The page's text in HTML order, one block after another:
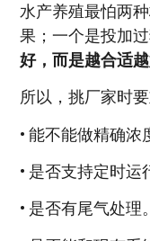
水产养殖最怕两
果；一个是投加过
好，而是越合适越
所以，挑厂家时要
• 能不能做精确浓
• 是否支持定时运
• 是否有尾气处理。